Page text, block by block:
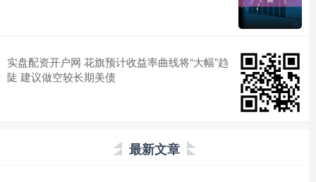
实盘配资开户网 花旗预计收益率曲线将“大幅”趋
陡 建议做空较长期美债
最新文章